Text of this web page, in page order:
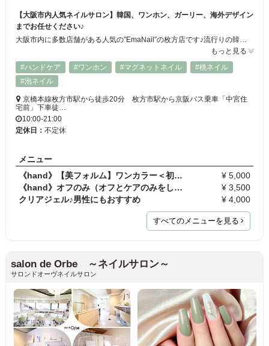
【大阪市内人気ネイルサロン】韓国、ワンホン、ガーリー、海外デザイン
までお任せください♪
もっと見る
#ハンドケア
#ワンホン #マグネットネイル
#桃ネイル
#泡ネイル
京橋本線枚方市駅から徒歩20分 枚方市駅から京阪バス乗車「中宮住
宅前」下車徒…
10:00-21:00
定休日： 不定休
メニュー
《hand》【美フォルム】ワンカラー＜初回オフ無料＞
¥ 5,000
《hand》オフのみ（オフとケアのみをしたい方に）
¥ 3,500
クリアジェル♪男性にもおすすめ
¥ 4,000
すべてのメニューを見る
salon de Orbe ～ネイルサロン～
サロンドオーヴネイルサロン